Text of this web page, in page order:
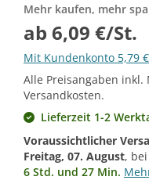
Mehr kaufen, mehr
ab 6,09 €/St.
Mit Kundenkonto 5,79
Alle Preisangaben inkl.
Versandkosten.
Lieferzeit 1-2
Voraussichtlicher
Freitag, 07. August,
6 Std. und 27 Min.